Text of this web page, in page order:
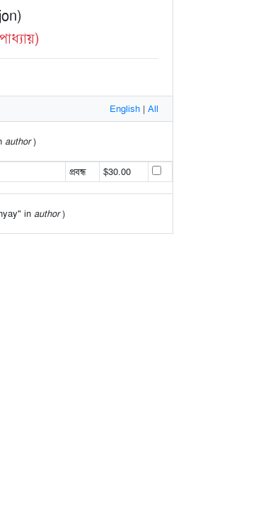
English | All
author)
প্রবন্ধ $30.00
in author)